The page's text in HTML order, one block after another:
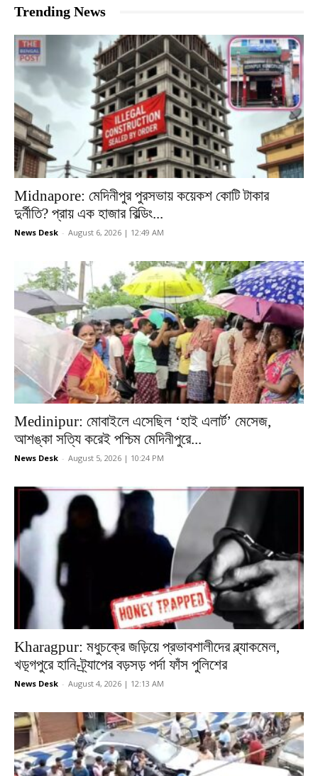
Trending News
Midnapore: মেদিনীপুর পুরসভায় কয়েকশ কোটি টাকার
দুর্নীতি? প্রায় এক হাজার বিল্ডিং...
News Desk - August 6, 2026 | 12:49 AM
Medinipur: মোবাইলে এসেছিল ‘হাই এলার্ট’ মেসেজ,
আশঙ্কা সত্যি করেই পশ্চিম মেদিনীপুরে...
News Desk - August 5, 2026 | 10:24 PM
Kharagpur: মধুচক্রে জড়িয়ে প্রভাবশালীদের ব্ল্যাকমেল,
খড়্গপুরে হানি-ট্র্যাপের বড়সড় পর্দা ফাঁস পুলিশের
News Desk - August 4, 2026 | 12:13 AM